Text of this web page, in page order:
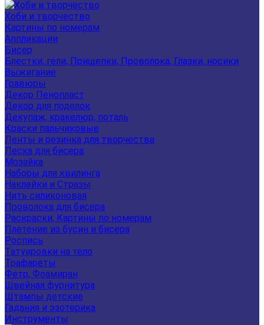
Хоби и творчество
Картины по номерам
Аппликации
Бисер
Блестки, гели, Прищепки, Проволока, Глазки, носики
Выжигание
Гравюры
Декор Пенопласт
Декор для поделок
Декупаж, кракелюр, поталь
Краски пальчиковые
Ленты и резинка для творчества
Леска для бисера
Мозайка
Наборы для квилинга
Наклейки и Стразы
Нить силиконовая
Проволока для бисера
Раскраски, Картины по номерам
Плетение из бусин и бисера
Роспись
Татуировки на тело
Трафареты
Фетр, Фоамиран
Швейная фурнитура
Штампы детские
Гадания и эзотерика
Инструменты